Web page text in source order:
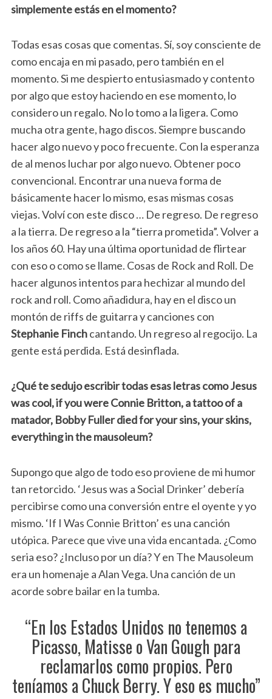
simplemente estás en el momento?
Todas esas cosas que comentas. Sí, soy consciente de
como encaja en mi pasado, pero también en el
momento. Si me despierto entusiasmado y contento
por algo que estoy haciendo en ese momento, lo
considero un regalo. No lo tomo a la ligera. Como
mucha otra gente, hago discos. Siempre buscando
hacer algo nuevo y poco frecuente. Con la esperanza
de al menos luchar por algo nuevo. Obtener poco
convencional. Encontrar una nueva forma de
básicamente hacer lo mismo, esas mismas cosas
viejas. Volví con este disco … De regreso. De regreso
a la tierra. De regreso a la “tierra prometida”. Volver a
los años 60. Hay una última oportunidad de flirtear
con eso o como se llame. Cosas de Rock and Roll. De
hacer algunos intentos para hechizar al mundo del
rock and roll. Como añadidura, hay en el disco un
montón de riffs de guitarra y canciones con
Stephanie Finchcantando. Un regreso al regocijo. La
gente está perdida. Está desinflada.
¿Qué te sedujo escribir todas esas letras como Jesus
was cool, if you were Connie Britton, a tattoo of a
matador, Bobby Fuller died for your sins, your skins,
everything in the mausoleum?
Supongo que algo de todo eso proviene de mi humor
tan retorcido. ‘Jesus was a Social Drinker’ debería
percibirse como una conversión entre el oyente y yo
mismo. ‘If I Was Connie Britton’ es una canción
utópica. Parece que vive una vida encantada. ¿Como
seria eso? ¿Incluso por un día? Y en The Mausoleum
era un homenaje a Alan Vega. Una canción de un
acorde sobre bailar en la tumba.
“En los Estados Unidos no tenemos a
Picasso, Matisse o Van Gough para
reclamarlos como propios. Pero
teníamos a Chuck Berry. Y eso es mucho”